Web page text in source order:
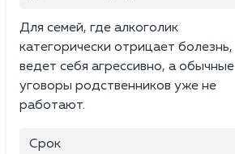
Для семей, где алкоголик
категорически отрицает болезнь,
ведет себя агрессивно, а обычные
уговоры родственников уже не
работают.
Срок